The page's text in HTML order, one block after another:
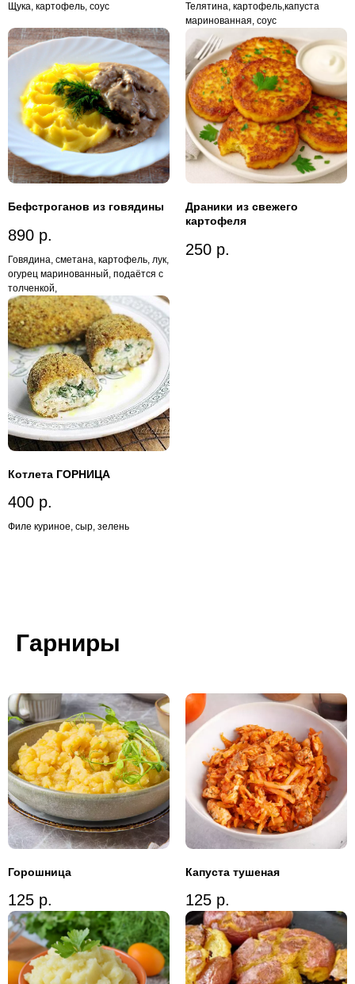
Щука, картофель, соус
Телятина, картофель,капуста
маринованная, соус
Бефстроганов из говядины
890 р.
Говядина, сметана, картофель, лук,
огурец маринованный, подаётся с
толченкой,
Драники из свежего
картофеля
250 р.
Котлета ГОРНИЦА
400 р.
Филе куриное, сыр, зелень
Гарниры
Горошница
125 р.
Капуста тушеная
125 р.